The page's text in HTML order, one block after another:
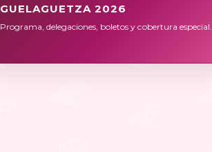
GUELAGUETZA 2026
Programa, delegaciones, boletos y cobertura especial.